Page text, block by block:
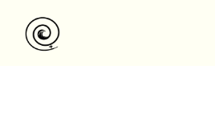
contenuto